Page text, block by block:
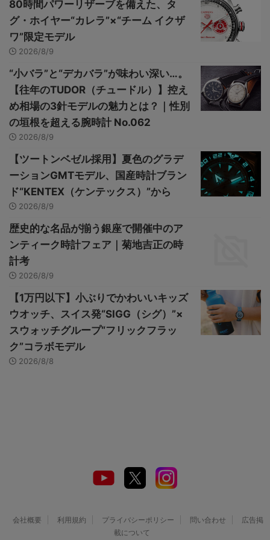
80時間パワーリザーブを備えた、タ
グ・ホイヤー“カレラ”×“チーム イクザ
ワ”限定モデル
2026/8/9
“小バラ”と“デカバラ”が味わい深い…。
【往年のTUDOR（チュードル）】控え
め相場の3針モデルの魅力とは？｜性別
の垣根を超える腕時計 No.062
2026/8/9
【ツートンベゼル採用】夏色のグラデ
ーションGMTモデル、国産時計ブラン
ド“KENTEX（ケンテックス）”から
2026/8/9
歴史的な名品が揃う銀座で開催中のア
ンティーク時計フェア｜菊地吉正の時
計考
2026/8/9
【1万円以下】小ぶりでかわいいキッズ
ウオッチ、スイス発“SIGG（シグ）”×
スウォッチグループ“フリックフラッ
ク”コラボモデル
2026/8/8
会社概要 利用規約 プライバシーポリシー 問い合わせ
広告掲
載について